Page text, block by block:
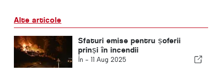
Alte articole
Sfaturi emise pentru șoferii
prinși în incendii
În - 11 Aug 2025